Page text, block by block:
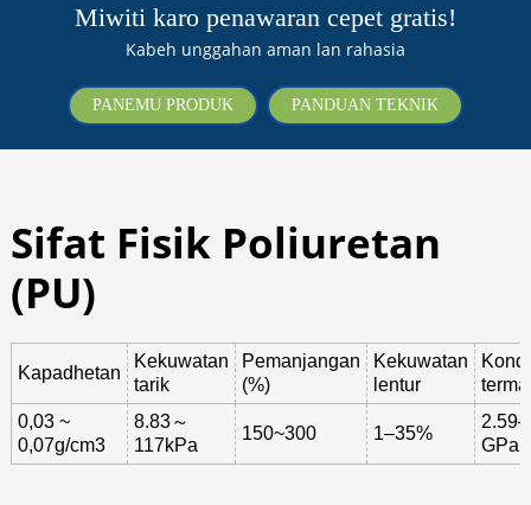
Miwiti karo penawaran cepet gratis!
Kabeh unggahan aman lan rahasia
PANEMU PRODUK PANDUAN TEKNIK
Sifat Fisik Poliuretan
(PU)
Kapadhetan
Kekuwatan
tarik
Pemanjangan
(%)
Kekuwatan
lentur
0,03 ~
0,07g/cm3
8.83～
117kPa
150~300 1–35%
GPa